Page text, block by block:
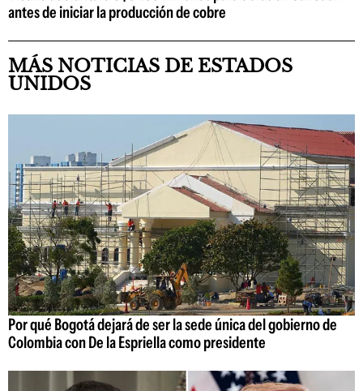
antes de iniciar la producción de cobre
MÁS NOTICIAS DE ESTADOS
UNIDOS
Por qué Bogotá dejará de ser la sede única del gobierno de
Colombia con De la Espriella como presidente